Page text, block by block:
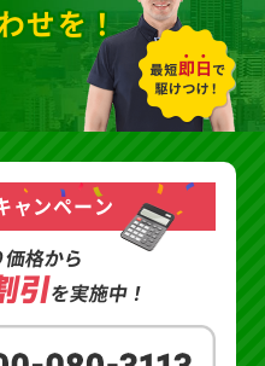
せを！
ャンペーン
格から
引を実施中！